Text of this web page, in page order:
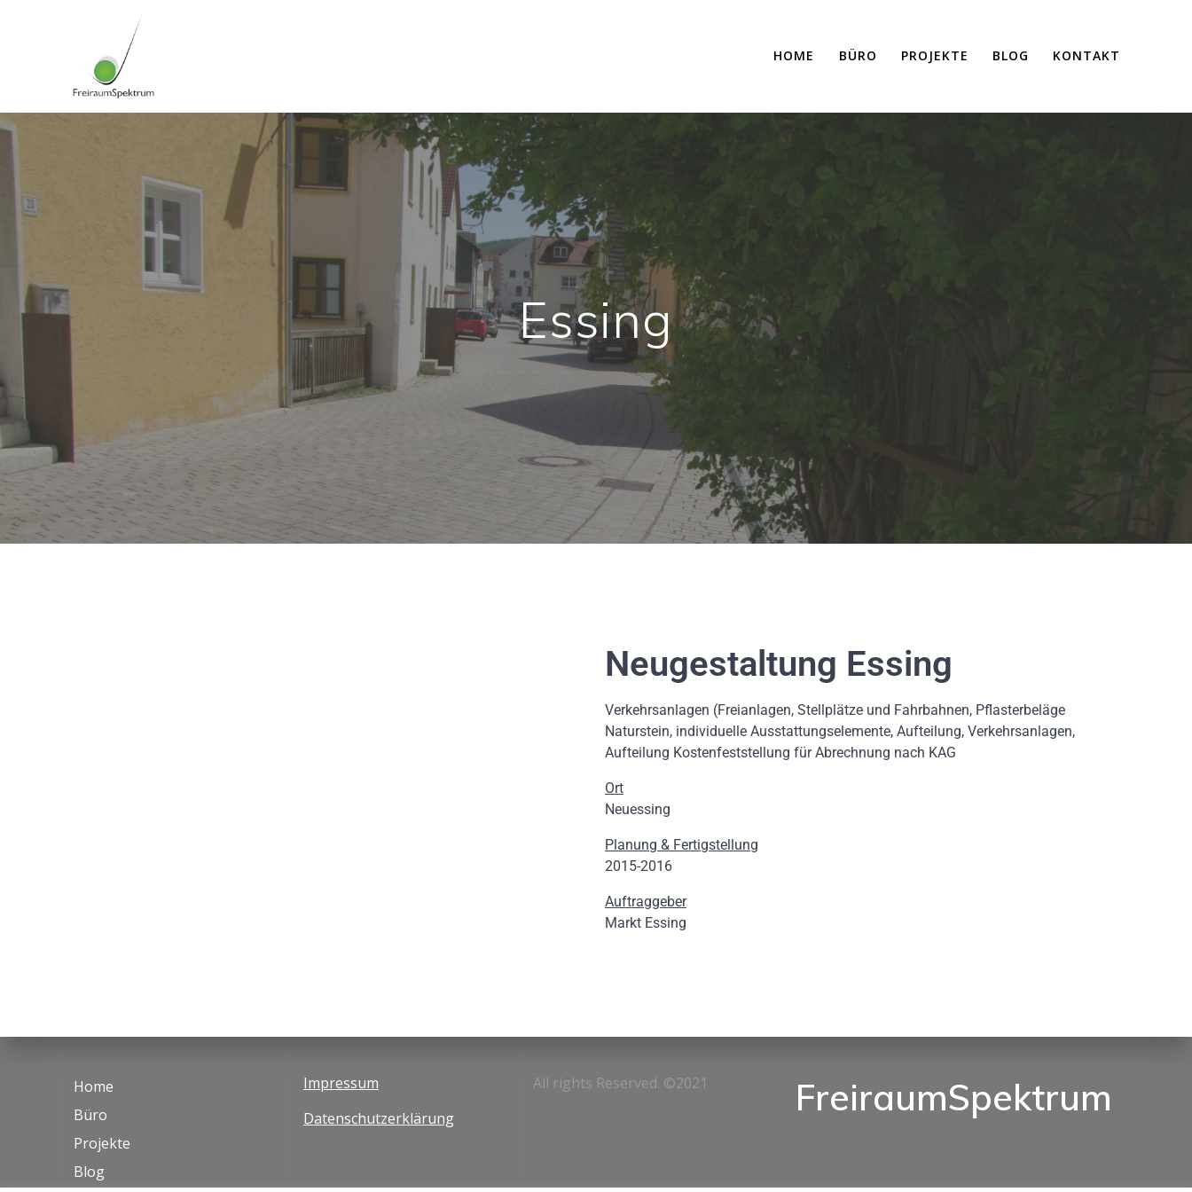
HOME BÜRO PROJEKTE BLOG KONTAKT
Essing
Neugestaltung Essing
Verkehrsanlagen (Freianlagen, Stellplätze und Fahrbahnen, Pflasterbeläge
Naturstein, individuelle Ausstattungselemente, Aufteilung, Verkehrsanlagen,
Aufteilung Kostenfeststellung für Abrechnung nach KAG
Ort
Neuessing
Planung & Fertigstellung
2015-2016
Auftraggeber
Markt Essing
Home
Büro
Projekte
Blog
Impressum
Datenschutzerklärung
All rights Reserved. ©2021 FreiraumSpektrum